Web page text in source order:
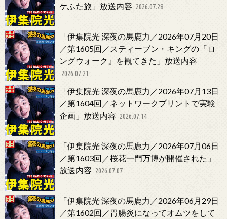
ケふた旅」放送内容 2026.07.28
「伊集院光 深夜の馬鹿力／2026年07月20日
／第1605回／スティーブン・キングの『ロ
ングウォーク』を観てきた」放送内容
2026.07.21
「伊集院光 深夜の馬鹿力／2026年07月13日
／第1604回／ネットワークプリントで実験
企画」放送内容 2026.07.14
「伊集院光 深夜の馬鹿力／2026年07月06日
／第1603回／桜花一門万博が開催された」
放送内容 2026.07.07
「伊集院光 深夜の馬鹿力／2026年06月29日
／第1602回／胃腸炎になってオムツをして